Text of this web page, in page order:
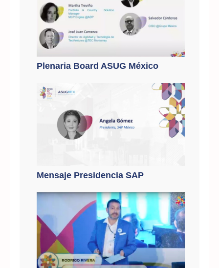
Plenaria Board ASUG México
Mensaje Presidencia SAP